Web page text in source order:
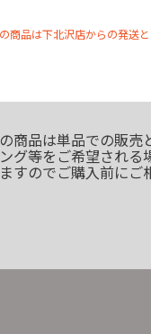
商品は下北沢店からの発送
商品は単品での販売
グ等をご希望される
すのでご購入前にご